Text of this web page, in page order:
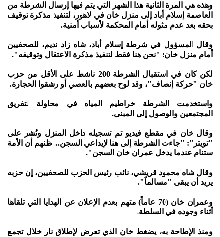
وهذه هي المرة الثانية هذا الشهر التي يتم فيها إرسال الشرطة من
العاصمة إسلام أباد إلى منزل خان في لاهور، لتنفيذ مذكرة توقيف
بحقه بعد عدم مثوله أمام المحكمة لأسباب أمنية.
وقال المسؤول في شرطة إسلام أباد، شاه زاد نديم، للصحفيين
أمام منزل خان: "نحن هنا فقط لتنفيذ مذكرة الاعتقال وتوقيفه".
لكن كان في استقبال الشرطة 200 ناشط على الأقل من حزب
خان "حركة إنصاف"، وقد لوح بعضهم بالعصي أو رشقوا الحجارة.
واستخدمت الشرطة خراطيم المياه في محاولة لتفريق
المجتمعين والوصول إلى المبنى.
وقال خان في مقطع فيديو تم تسجيله داخل المنزل ونُشر على
"تويتر": "جاءت الشرطة إلى هنا لإيداعي السجن... ظنهم أن الأمة
ستنام عندما يدخل عمران خان السجن".
وقال شاه محمود قريشي، نائب رئيس الحزب للصحفيين، إن حزبه
يريد أن يبقى "مسالماً".
وعمران خان (70 عاماً) متهم بعدم الإعلان عن الهدايا التي تلقاها
أثناء وجوده في السلطة.
ومنذ الإطاحة به، يضغط خان الذي تعرض لإطلاق نار خلال تجمع